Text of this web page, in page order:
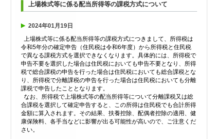
上場株式等に係る配当所得等の課税方式について
2024年01月19日
上場株式等に係る配当所得等の課税方式につきまして、所得税は
令和5年分の確定申告（住民税は令和6年度）から所得税と住民税
で異なる課税方式を選択できなくなります。具体的には、所得税で
申告不要を選択した場合は住民税においても申告不要となり、所得
税で総合課税の申告を行った場合は住民税においても総合課税とな
り、所得税で分離課税の申告を行った場合は住民税においても分離
課税で申告したこととなります。
なお、所得税で上場株式等の配当所得等について分離課税又は総
合課税を選択して確定申告すると、この所得は住民税でも合計所得
金額に算入されます。その結果、扶養控除、配偶者控除の適用、健
康保険料、各手当などに影響が出る可能性が高いので、ご注意くだ
さい。